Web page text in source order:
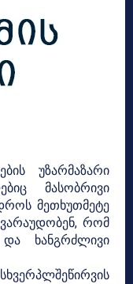
უზარმაზარი
მასობრივი
მეთხუთმეტე
ვარაუდობენ, რომ
ხანგრძლივი